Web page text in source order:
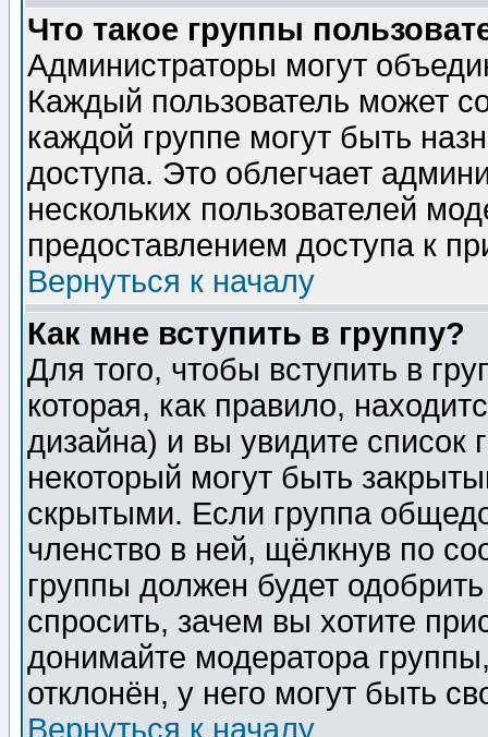
Что такое группы
Администраторы могут
Каждый пользователь может
каждой группе могут быть
доступа. Это облегчает
нескольких пользователей
предоставлением доступа к
Вернуться к началу
Как мне вступить в группу?
Для того, чтобы вступить в
которая, как правило,
дизайна) и вы увидите список
некоторый могут быть
скрытыми. Если группа
членство в ней, щёлкнув по
группы должен будет
спросить, зачем вы хотите
донимайте модератора
отклонён, у него могут быть
Вернуться к началу